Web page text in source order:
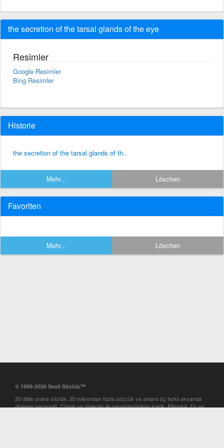
the secretion of the tarsal glands of the eye
Resimler
Google Resimler
Bing Resimler
Historie
the secretion of the tarsal glands of th..
Mehr... Löschen
Favoriten
Mehr... Löschen
© 1999-2026 Sesli Sözlük™
20 dilde online sözlük. 20 milyondan fazla sözcük ve anlamı üç farklı aksanda
dinleme seçeneği. Cümle ve Videolar ile zenginleştirilmiş içerik. Etimoloji, Eş ve